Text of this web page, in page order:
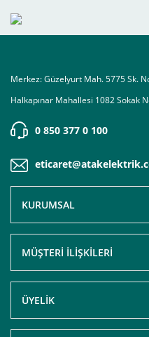
Merkez: Güzelyurt Mah. 5775 Sk.
Halkapınar Mahallesi 1082 Sokak
0 850 377 0 100
KURUMSAL
MÜŞTERİ İLİŞKİLERİ
ÜYELİK